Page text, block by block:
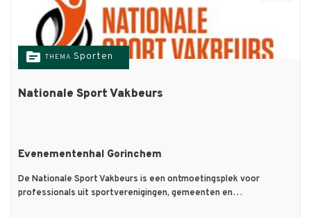
topic THEMA Sporten
Nationale Sport Vakbeurs
Evenementenhal Gorinchem
De Nationale Sport Vakbeurs is een ontmoetingsplek voor
professionals uit sportverenigingen, gemeenten en…